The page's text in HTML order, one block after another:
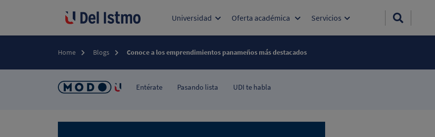
Universidad Oferta académica Servicios
Home Blogs Conoce a los emprendimientos panameños más destacados​
Entérate Pasando lista UDI te habla